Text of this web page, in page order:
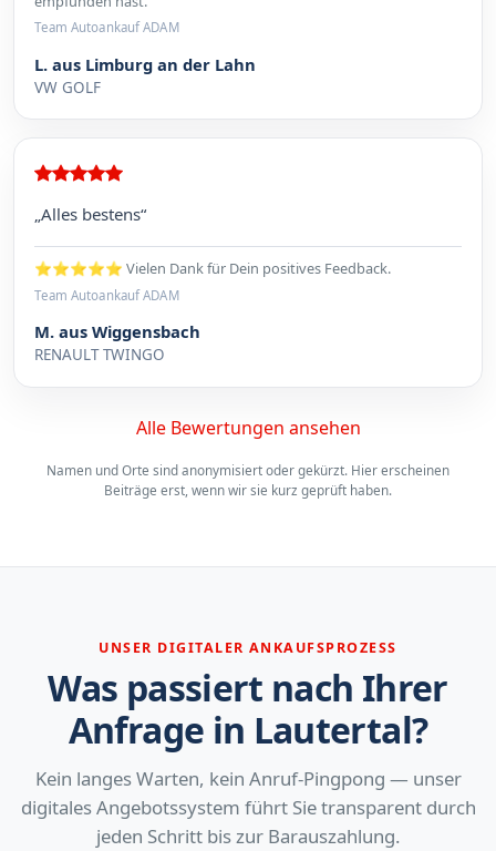
Team Autoankauf ADAM
L. aus Limburg an der Lahn
VW GOLF
„Alles bestens“
⭐⭐⭐⭐⭐ Vielen Dank für Dein positives Feedback.
Team Autoankauf ADAM
M. aus Wiggensbach
RENAULT TWINGO
Alle Bewertungen ansehen
Namen und Orte sind anonymisiert oder gekürzt. Hier erscheinen
Beiträge erst, wenn wir sie kurz geprüft haben.
UNSER DIGITALER ANKAUFSPROZESS
Was passiert nach Ihrer
Anfrage in Lautertal?
Kein langes Warten, kein Anruf-Pingpong — unser
digitales Angebotssystem führt Sie transparent durch
jeden Schritt bis zur Barauszahlung.